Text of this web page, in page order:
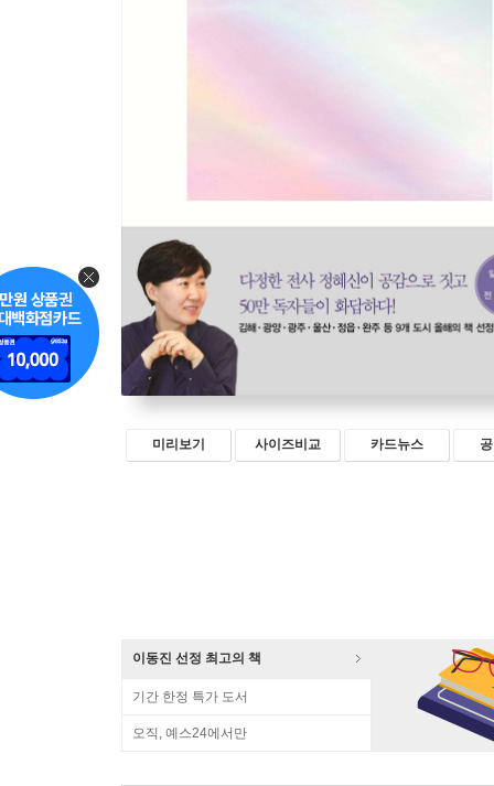
미리보기 사이즈비교 카드뉴스
이동진 선정 최고의 책
기간 한정 특가 도서
오직, 예스24에서만